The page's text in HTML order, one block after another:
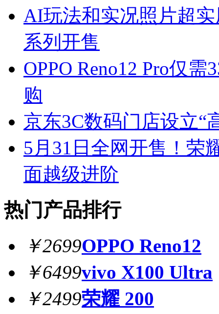
AI玩法和实况照片超实
系列开售
OPPO Reno12 Pro仅
购
京东3C数码门店设立“
5月31日全网开售！荣
面越级进阶
热门产品排行
￥2699OPPO Reno12
￥6499vivo X100 Ultra
￥2499荣耀 200